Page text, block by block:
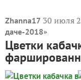
Zhanna17 30 июля
даче-2018»
Цветки